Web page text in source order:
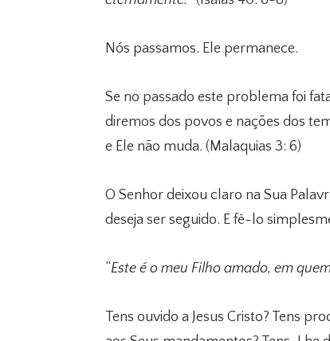
Nós passamos. Ele permanece.
Se no passado este problema foi
diremos dos povos e nações dos
e Ele não muda. (Malaquias 3: 6)
O Senhor deixou claro na Sua
deseja ser seguido. E fê-lo
“Este é o meu Filho amado, em
Tens ouvido a Jesus Cristo? Tens